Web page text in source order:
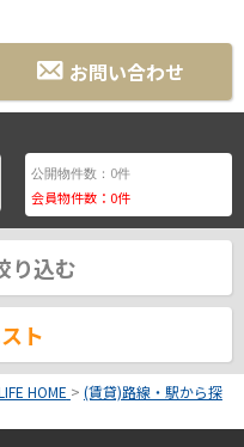
お問い合わせ
公開物件数： 0件
会員物件数： 0件
り込む
ト
HOME > (賃貸)路線・駅から探